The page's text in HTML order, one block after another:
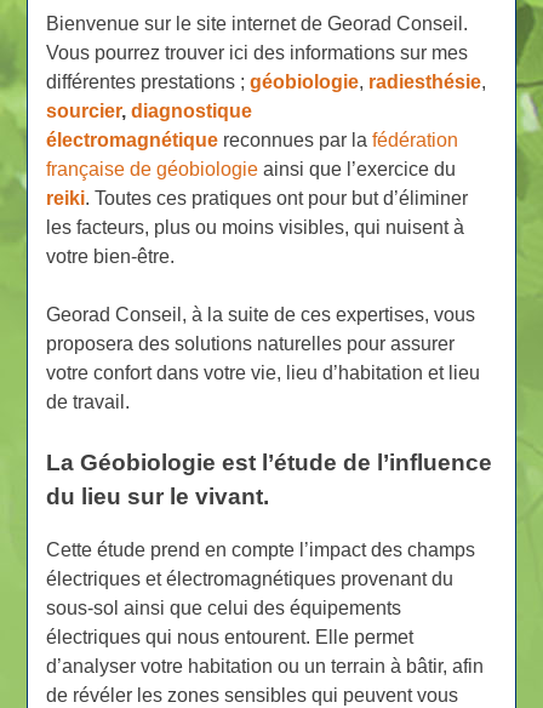
Bienvenue sur le site internet de Georad Conseil.
Vous pourrez trouver ici des informations sur mes
différentes prestations ;géobiologie, radiesthésie,
sourcier,diagnostique
électromagnétique reconnues par lafédération
française de géobiologie ainsi que l’exercice du
reiki. Toutes ces pratiques ont pour but d’éliminer
les facteurs, plus ou moins visibles, qui nuisent à
votre bien-être.
Georad Conseil, à la suite de ces expertises, vous
proposera des solutions naturelles pour assurer
votre confort dans votre vie, lieu d’habitation et lieu
de travail.
La Géobiologie est l’étude de l’influence
du lieu sur le vivant.
Cette étude prend en compte l’impact des champs
électriques et électromagnétiques provenant du
sous-sol ainsi que celui des équipements
électriques qui nous entourent. Elle permet
d’analyser votre habitation ou un terrain à bâtir, afin
de révéler les zones sensibles qui peuvent vous